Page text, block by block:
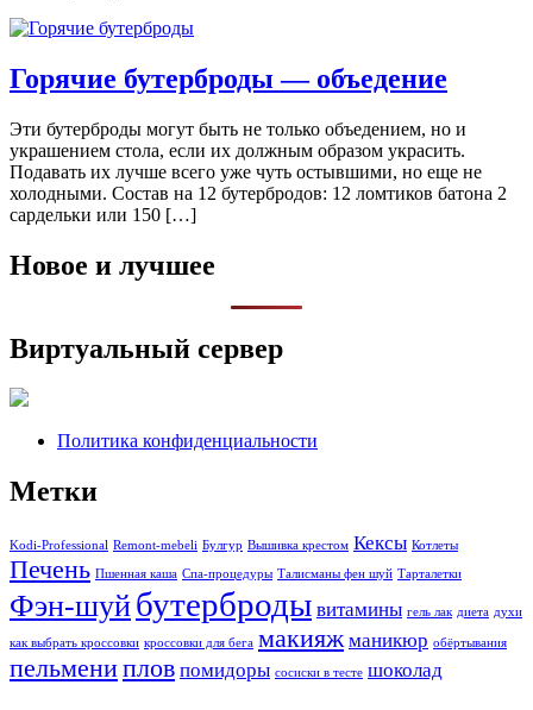
Горячие бутерброды — объедение
Эти бутерброды могут быть не только объедением, но и
украшением стола, если их должным образом украсить.
Подавать их лучше всего уже чуть остывшими, но еще не
холодными. Состав на 12 бутербродов: 12 ломтиков батона 2
сардельки или 150 […]
Новое и лучшее
Виртуальный сервер
Политика конфиденциальности
Метки
Kodi-Professional Remont-mebeli Булгур Вышивка крестом Кексы Котлеты
Печень Пшенная каша Спа-процедуры Талисманы фен шуй Тарталетки
Фэн-шуйбутерброды витамины гель лак диета духи
как выбрать кроссовки кроссовки для бега макияж маникюр обёртывания
пельмениплов помидоры сосиски в тесте шоколад